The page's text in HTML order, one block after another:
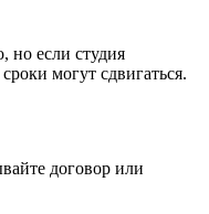
но если студия
могут сдвигаться.
договор или